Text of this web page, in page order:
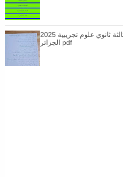
برنامج الفيزياء للسنة الثالثة ثانوي علوم تجريبية 2025
الجزائر pdf